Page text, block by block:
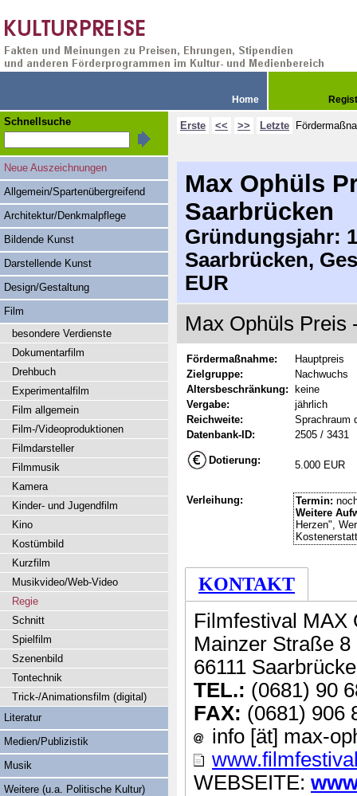
Home
Erste << >> Letzte
Max Ophüls
Saarbrücken
Gründungsjahr:
Saarbrücken,
EUR
Max Ophüls Preis
Fördermaßnahme:
Hauptpreis
Zielgruppe:
Nachwuchs
Altersbeschränkung:
keine
Vergabe:
jährlich
Reichweite:
Sprachraum
Datenbank-ID:
2505 / 3431
Dotierung: 5.000 EUR
Verleihung: Termin:
Weitere
Herzen",
KONTAKT
Filmfestival MAX
Mainzer Straße 8
66111
TEL.: (0681) 90
FAX: (0681) 906
info [ät] max-
WEBSEITE:
Schnellsuche
Neue Auszeichnungen
Allgemein/Spartenübergreifend
Architektur/Denkmalpflege
Bildende Kunst
Darstellende Kunst
Design/Gestaltung
Film
besondere Verdienste
Dokumentarfilm
Drehbuch
Experimentalfilm
Film allgemein
Film-/Videoproduktionen
Filmdarsteller
Filmmusik
Kamera
Kinder- und Jugendfilm
Kino
Kostümbild
Kurzfilm
Musikvideo/Web-Video
Regie
Schnitt
Spielfilm
Szenenbild
Tontechnik
Trick-/Animationsfilm (digital)
Literatur
Medien/Publizistik
Musik
Weitere (u.a. Politische Kultur)